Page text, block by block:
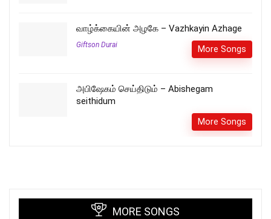
வாழ்க்கையின் அழகே – Vazhkayin Azhage
Giftson Durai More Songs
அபிஷேகம் செய்திடும் – Abishegam
seithidum
More Songs
MORE SONGS